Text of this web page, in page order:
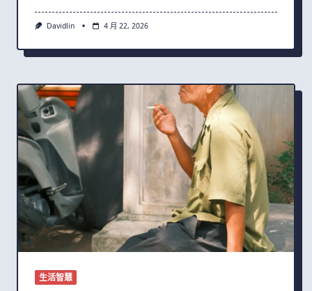
Davidlin 4 月 22, 2026
生活智慧